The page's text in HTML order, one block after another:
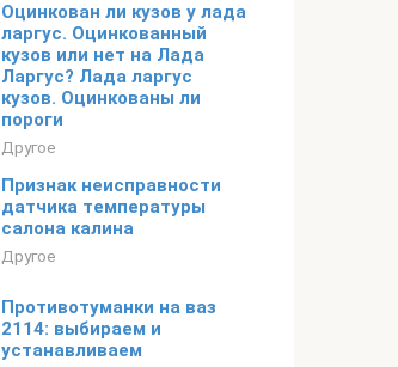
Оцинкован ли кузов у лада
ларгус. Оцинкованный
кузов или нет на Лада
Ларгус? Лада ларгус
кузов. Оцинкованы ли
пороги
Другое
Признак неисправности
датчика температуры
салона калина
Другое
Противотуманки на ваз
2114: выбираем и
устанавливаем